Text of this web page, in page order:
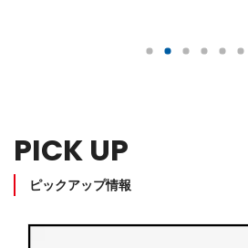
PICK UP
ピックアップ情報